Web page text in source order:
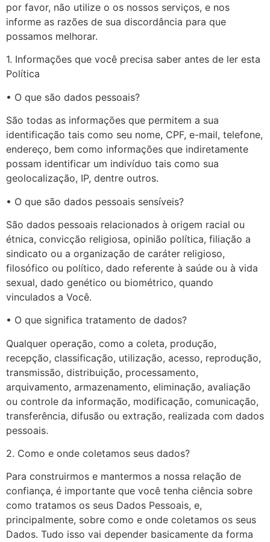
por favor, não utilize o os nossos serviços, e nos
informe as razões de sua discordância para que
possamos melhorar.
1. Informações que você precisa saber antes de ler esta
Política
• O que são dados pessoais?
São todas as informações que permitem a sua
identificação tais como seu nome, CPF, e-mail, telefone,
endereço, bem como informações que indiretamente
possam identificar um indivíduo tais como sua
geolocalização, IP, dentre outros.
• O que são dados pessoais sensíveis?
São dados pessoais relacionados à origem racial ou
étnica, convicção religiosa, opinião política, filiação a
sindicato ou a organização de caráter religioso,
filosófico ou político, dado referente à saúde ou à vida
sexual, dado genético ou biométrico, quando
vinculados a Você.
• O que significa tratamento de dados?
Qualquer operação, como a coleta, produção,
recepção, classificação, utilização, acesso, reprodução,
transmissão, distribuição, processamento,
arquivamento, armazenamento, eliminação, avaliação
ou controle da informação, modificação, comunicação,
transferência, difusão ou extração, realizada com dados
pessoais.
2. Como e onde coletamos seus dados?
Para construirmos e mantermos a nossa relação de
confiança, é importante que você tenha ciência sobre
como tratamos os seus Dados Pessoais, e,
principalmente, sobre como e onde coletamos os seus
Dados. Tudo isso vai depender basicamente da forma